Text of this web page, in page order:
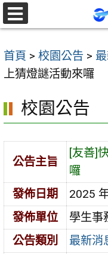
跳
至
要
內
區
首頁 > 校園公告 >
上猜燈謎活動來囉
校園公告
公告主旨
[友善]
囉
發佈日期
2025
發佈單位
學生事
公告類別
最新消
選
單